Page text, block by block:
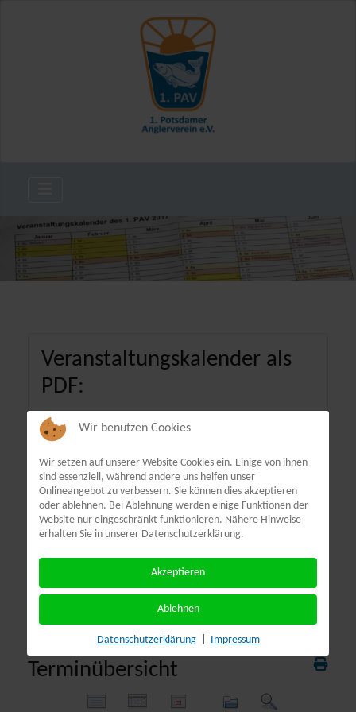
Veranstaltungskalender als
PDF:
Terminübersicht
Wir benutzen Cookies
Wir setzen auf unserer Website Cookies ein. Einige von ihnen
sind essenziell, während andere uns helfen unser
Onlineangebot zu verbessern. Sie können dies akzeptieren
oder ablehnen. Bei Ablehnung werden einige Funktionen der
Website nur eingeschränkt funktionieren. Nähere Hinweise
erhalten Sie in unserer Datenschutzerklärung.
Akzeptieren
Ablehnen
Datenschutzerklärung Impressum